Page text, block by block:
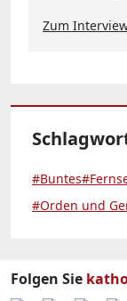
Zum
#Buntes
#Orden und
Folgen Sie